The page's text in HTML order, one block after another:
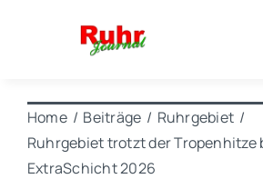
Home Beiträge
Ruhrgebiet
Ruhrgebiet trotzt der Tropenhitze
ExtraSchicht 2026